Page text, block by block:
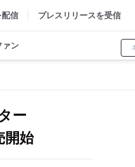
配信 プレスリリースを受信
ァン
ター
開始